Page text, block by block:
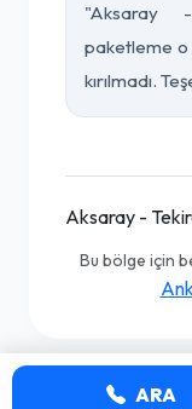
"Aksaray
paketleme o
kırılmadı.
Aksaray -
Bu bölge için
ARA